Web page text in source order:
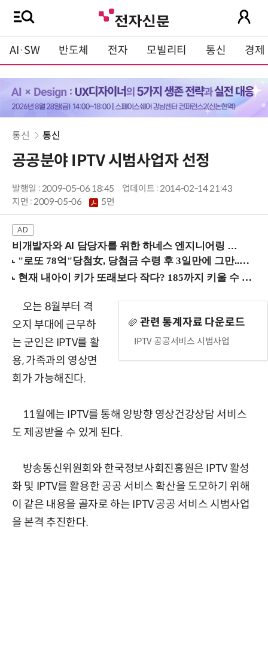
AI·SW 반도체 전자 모빌리티 통신 경제
통신 통신
공공분야 IPTV 시범사업자 선정
발행일 : 2009-05-06 18:45
업데이트 : 2014-02-14 21:43
지면 :2009-05-06 5면
비개발자와 AI 담당자를 위한 하네스 엔지니어링 입문과정 (8/20 신논현역)
관련 통계자료 다운로드
IPTV 공공서비스 시범사업
오는 8월부터 격
오지 부대에 근무하
는 군인은 IPTV를 활
용, 가족과의 영상면
회가 가능해진다.
11월에는 IPTV를 통해 양방향 영상건강상담 서비스
도 제공받을 수 있게 된다.
방송통신위원회와 한국정보사회진흥원은 IPTV 활성
화 및 IPTV를 활용한 공공 서비스 확산을 도모하기 위해
이 같은 내용을 골자로 하는 IPTV 공공 서비스 시범사업
을 본격 추진한다.